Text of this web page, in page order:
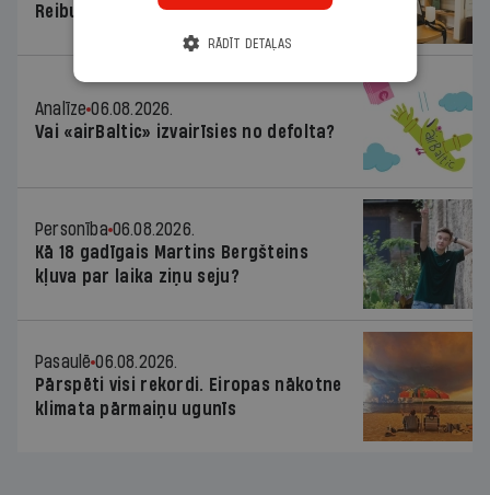
Reibuma cena Priekulē
Analīze 06.08.2026.
Vai «airBaltic» izvairīsies no defolta?
Personība 06.08.2026.
Kā 18 gadīgais Martins Bergšteins
kļuva par laika ziņu seju?
Pasaulē 06.08.2026.
Pārspēti visi rekordi. Eiropas nākotne
klimata pārmaiņu ugunīs
RĀDĪT DETAĻAS